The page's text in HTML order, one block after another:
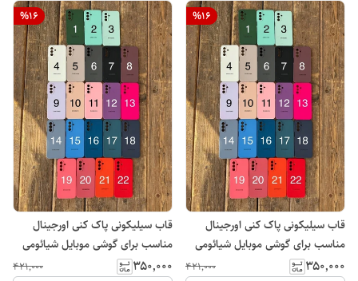
%16
قاب سیلیکونی پاک کنی اورجینال
مناسب برای گوشی موبایل شیائومی
Xiaomi Redmi 13 4G
۳۵۰٬۰۰۰ ۴۲۱٬۰۰۰
%16
قاب سیلیکونی پاک کنی اورجینال
مناسب برای گوشی موبایل شیائومی
Note 13 4G
۳۵۰٬۰۰۰ ۴۲۱٬۰۰۰